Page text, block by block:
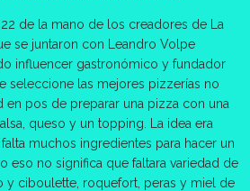
de la mano de los creadores de La
se juntaron con Leandro Volpe
influencer gastronómico y fundador
seleccione las mejores pizzerías no
en pos de preparar una pizza con una
queso y un topping. La idea era
muchos ingredientes para hacer un
eso no significa que faltara variedad de
y ciboulette, roquefort, peras y miel de